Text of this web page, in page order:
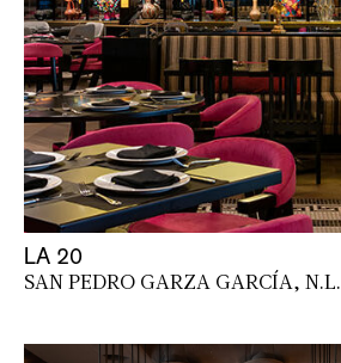
LA 20
SAN PEDRO GARZA GARCÍA, N.L.